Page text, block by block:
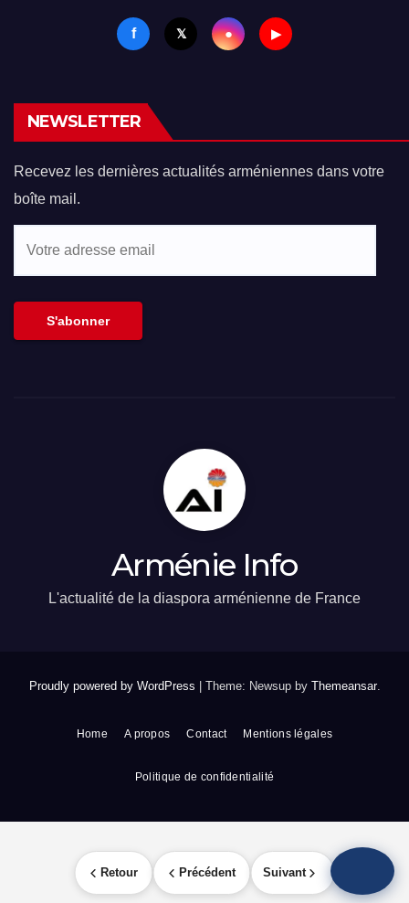
f 𝕏 ● ▶
NEWSLETTER
Recevez les dernières actualités arméniennes dans votre
boîte mail.
S'abonner
Arménie Info
L'actualité de la diaspora arménienne de France
Proudly powered by WordPress Theme: Newsup by Themeansar.
Home A propos Contact Mentions légales
Politique de confidentialité
Retour Précédent Suivant